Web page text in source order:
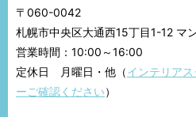
〒060-0042
札幌市中央区大通西15丁目1-12 マ
営業時間：10:00～16:00
定休日 月曜日・他（インテリア
ーご確認ください）